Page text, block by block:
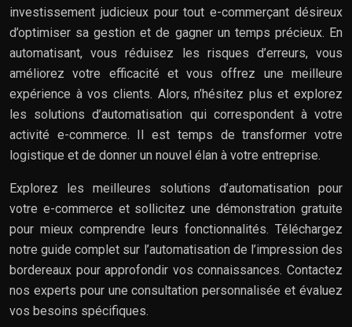
investissement judicieux pour tout e-commerçant désireux
d’optimiser sa gestion et de gagner un temps précieux. En
automatisant, vous réduisez les risques d’erreurs, vous
améliorez votre efficacité et vous offrez une meilleure
expérience à vos clients. Alors, n’hésitez plus et explorez
les solutions d’automatisation qui correspondent à votre
activité e-commerce. Il est temps de transformer votre
logistique et de donner un nouvel élan à votre entreprise.
Explorez les meilleures solutions d’automatisation pour
votre e-commerce et sollicitez une démonstration gratuite
pour mieux comprendre leurs fonctionnalités. Téléchargez
notre guide complet sur l’automatisation de l’impression des
bordereaux pour approfondir vos connaissances. Contactez
nos experts pour une consultation personnalisée et évaluez
vos besoins spécifiques.